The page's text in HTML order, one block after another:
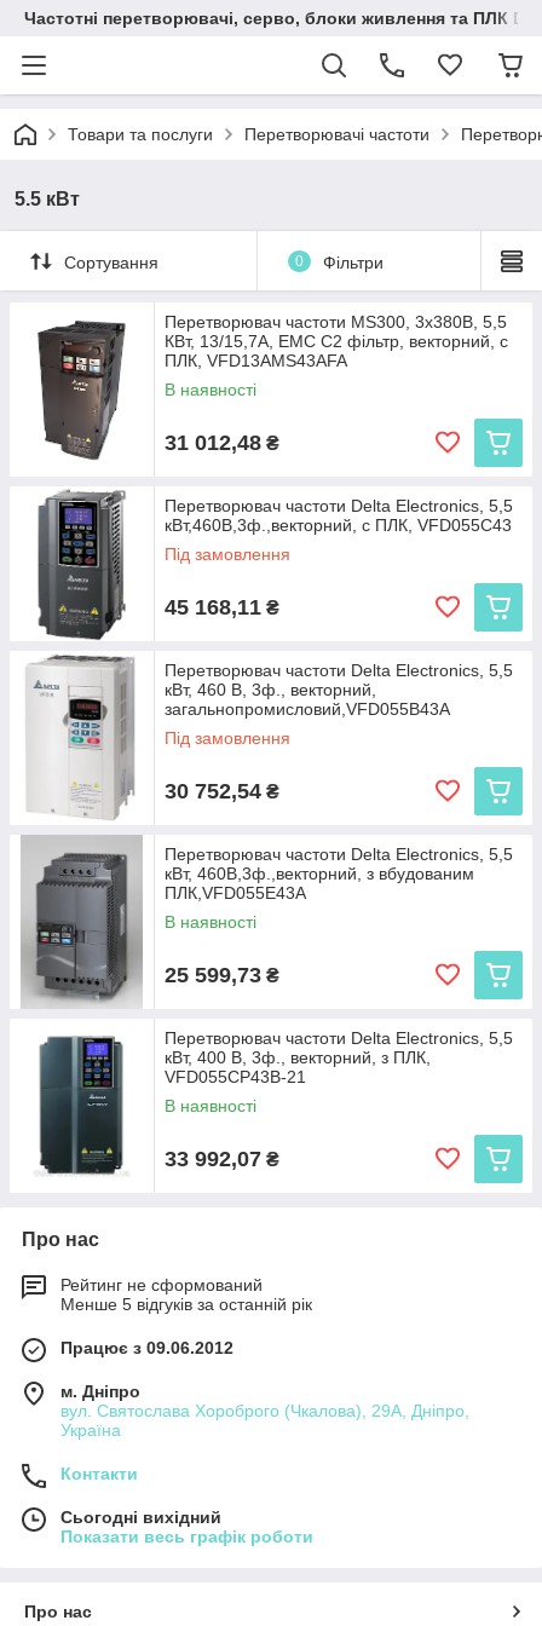
Частотні перетворювачі, серво, блоки живлення та ПЛК
Товари та послуги Перетворювачі частоти
5.5 кВт
Сортування 0 Фільтри
Перетворювач частоти MS300, 3x380В, 5,5
КВт, 13/15,7А, ЕМС С2 фільтр, векторний, c
ПЛК, VFD13AMS43AFA
В наявності
31 012,48 ₴
Перетворювач частоти Delta Electronics, 5,5
кВт,460В,3ф.,векторний, c ПЛК, VFD055C43
Під замовлення
45 168,11 ₴
Перетворювач частоти Delta Electronics, 5,5
кВт, 460 В, 3ф., векторний,
загальнопромисловий,VFD055B43A
Під замовлення
30 752,54 ₴
Перетворювач частоти Delta Electronics, 5,5
кВт, 460В,3ф.,векторний, з вбудованим
ПЛК,VFD055E43A
В наявності
25 599,73 ₴
Перетворювач частоти Delta Electronics, 5,5
кВт, 400 В, 3ф., векторний, з ПЛК,
VFD055CP43B-21
В наявності
33 992,07 ₴
Про нас
Рейтинг не сформований
Менше 5 відгуків за останній рік
Працює з 09.06.2012
м. Дніпро
вул. Святослава Хороброго (Чкалова), 29А, Дніпро,
Україна
Контакти
Сьогодні вихідний
Показати весь графік роботи
Про нас